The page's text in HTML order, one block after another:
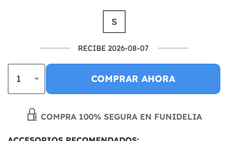
S
RECIBE 2026-08-07
COMPRAR AHORA
COMPRA 100% SEGURA EN FUNIDELIA